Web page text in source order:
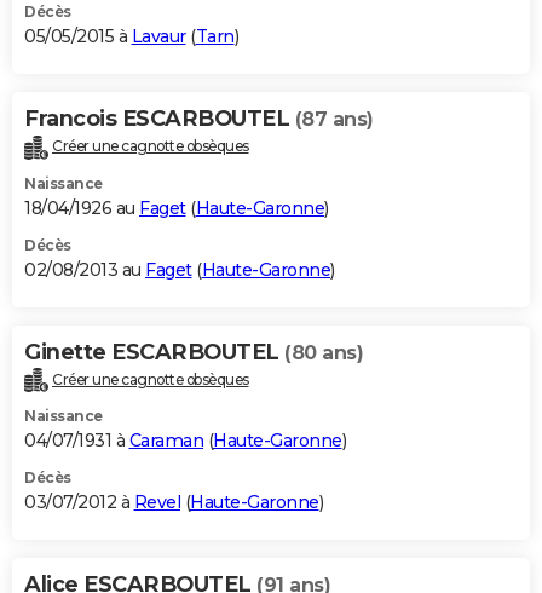
Décès
05/05/2015 à Lavaur(Tarn)
Francois ESCARBOUTEL (87 ans)
Créer une cagnotte obsèques
Naissance
18/04/1926 au Faget(Haute-Garonne)
Décès
02/08/2013 au Faget(Haute-Garonne)
Ginette ESCARBOUTEL (80 ans)
Créer une cagnotte obsèques
Naissance
04/07/1931 à Caraman (Haute-Garonne)
Décès
03/07/2012 à Revel (Haute-Garonne)
Alice ESCARBOUTEL (91 ans)